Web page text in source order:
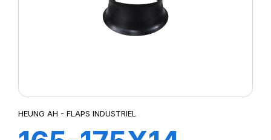
HEUNG AH - FLAPS INDUSTRIEL